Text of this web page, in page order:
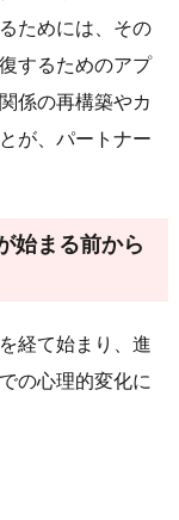
ためには、その
するためのアプ
係の再構築やカ
が、パートナー
始まる前から
経て始まり、進
の心理的変化に